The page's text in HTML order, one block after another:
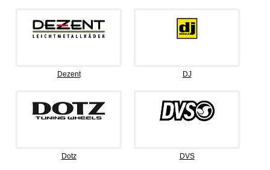
Dezent DJ
Dotz DVS